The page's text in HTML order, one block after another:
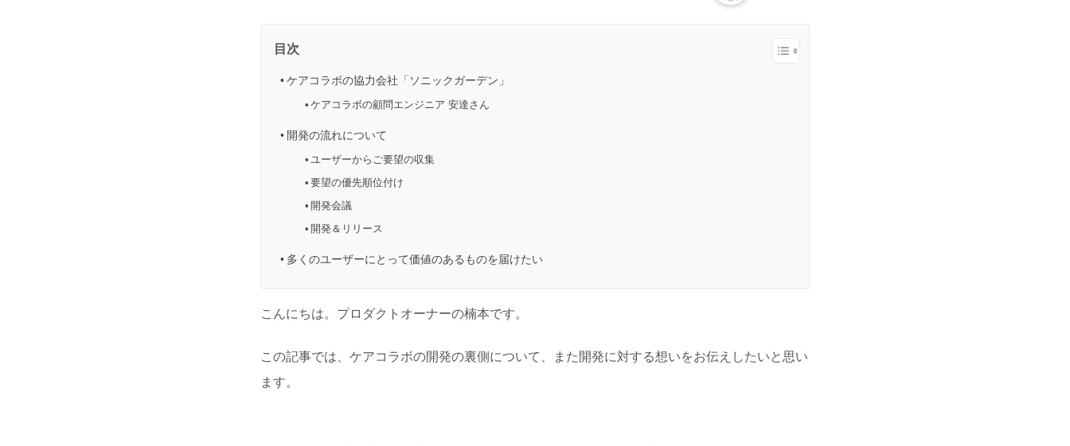
目次
ケアコラボの協力会社「ソニックガーデン」
ケアコラボの顧問エンジニア 安達さん
開発の流れについて
ユーザーからご要望の収集
要望の優先順位付け
開発会議
開発＆リリース
多くのユーザーにとって価値のあるものを届けたい
こんにちは。プロダクトオーナーの楠本です。
この記事では、ケアコラボの開発の裏側について、また開発に対する想いをお伝えしたいと思い
ます。